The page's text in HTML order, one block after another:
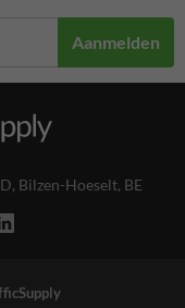
Aanmelden
, Bilzen-Hoeselt, BE